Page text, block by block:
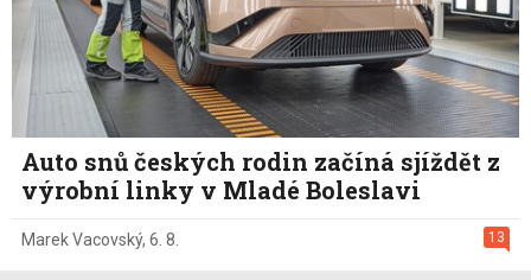
Auto snů českých rodin začíná sjíždět z
výrobní linky v Mladé Boleslavi
13
Marek Vacovský, 6. 8.